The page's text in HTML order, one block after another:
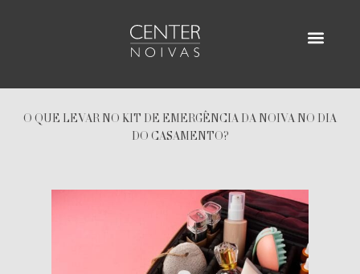
O QUE LEVAR NO KIT DE EMERGÊNCIA DA NOIVA NO DIA
DO CASAMENTO?